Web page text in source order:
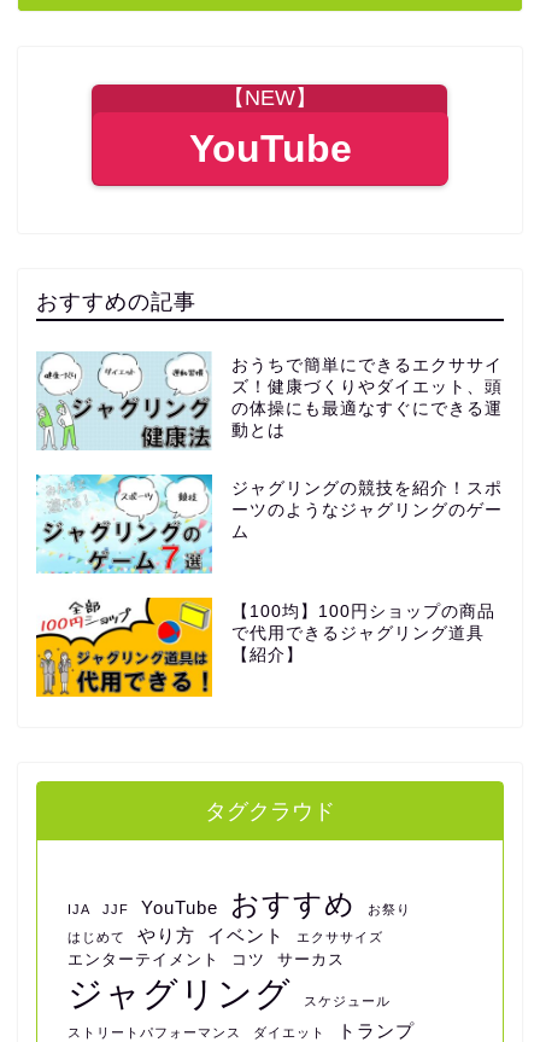
【NEW】
YouTube
おすすめの記事
おうちで簡単にできるエクササイ
ズ！健康づくりやダイエット、頭
の体操にも最適なすぐにできる運
動とは
ジャグリングの競技を紹介！スポ
ーツのようなジャグリングのゲー
ム
【100均】100円ショップの商品
で代用できるジャグリング道具
【紹介】
タグクラウド
IJA JJF YouTube おすすめ
お祭り
はじめて
やり方 イベント エクササイズ
エンターテイメント コツ サーカス
ジャグリング スケジュール
ストリートパフォーマンス ダイエット トランプ